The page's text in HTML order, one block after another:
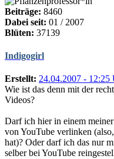
Beiträge: 8460
Dabei seit: 01 / 2007
Blüten: 37139
Indigogirl
Erstellt: 24.04.2007 - 12:25
Wie ist das denn mit der
Videos?
Darf ich hier in einem
von YouTube verlinken
hat)? Oder darf ich das nur
selber bei YouTube